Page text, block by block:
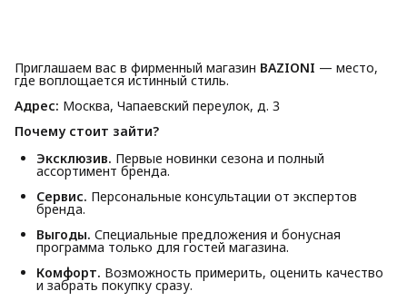
Приглашаем вас в фирменный магазин BAZIONI — место,
где воплощается истинный стиль.
Адрес: Москва, Чапаевский переулок, д. 3
Почему стоит зайти?
Эксклюзив. Первые новинки сезона и полный
ассортимент бренда.
Сервис. Персональные консультации от экспертов
бренда.
Выгоды. Специальные предложения и бонусная
программа только для гостей магазина.
Комфорт. Возможность примерить, оценить качество
и забрать покупку сразу.